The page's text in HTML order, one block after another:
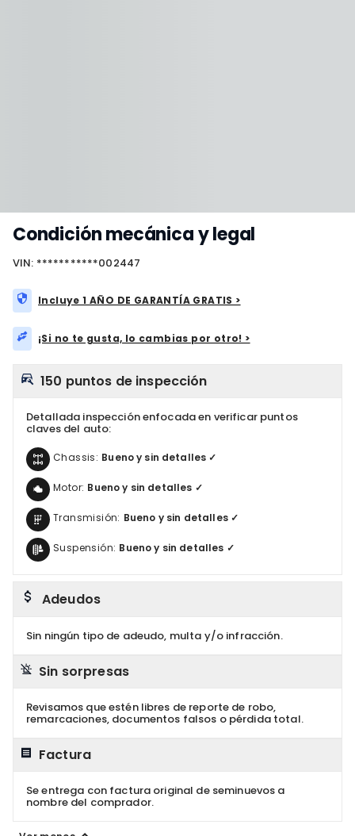
Condición mecánica y legal
VIN: ***********002447
Incluye 1 AÑO DE GARANTÍA GRATIS >
¡Si no te gusta, lo cambias por otro! >
150 puntos de inspección
Detallada inspección enfocada en verificar puntos
claves del auto:
Chassis: Bueno y sin detalles ✓
Motor: Bueno y sin detalles ✓
Transmisión: Bueno y sin detalles ✓
Suspensión: Bueno y sin detalles ✓
Adeudos
Sin ningún tipo de adeudo, multa y/o infracción.
Sin sorpresas
Revisamos que estén libres de reporte de robo,
remarcaciones, documentos falsos o pérdida total.
Factura
Se entrega con factura original de seminuevos a
nombre del comprador.